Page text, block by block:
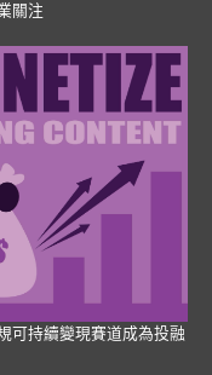
關注
可持續變現賽道成為投融